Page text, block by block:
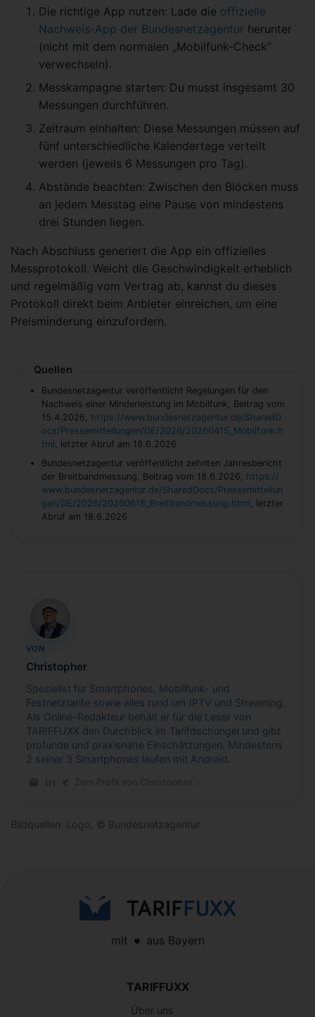
Die richtige App nutzen: Lade die offizielle
Nachweis-App der Bundesnetzagentur herunter
(nicht mit dem normalen „Mobilfunk-Check“
verwechseln).
Messkampagne starten: Du musst insgesamt 30
Messungen durchführen.
Zeitraum einhalten: Diese Messungen müssen auf
fünf unterschiedliche Kalendertage verteilt
werden (jeweils 6 Messungen pro Tag).
Abstände beachten: Zwischen den Blöcken muss
an jedem Messtag eine Pause von mindestens
drei Stunden liegen.
Nach Abschluss generiert die App ein offizielles
Messprotokoll. Weicht die Geschwindigkeit erheblich
und regelmäßig vom Vertrag ab, kannst du dieses
Protokoll direkt beim Anbieter einreichen, um eine
Preisminderung einzufordern.
Quellen
Bundesnetzagentur veröffentlicht Regelungen für den
Nachweis einer Minderleistung im Mobilfunk, Beitrag vom
15.4.2026, https://www.bundesnetzagentur.de/SharedD
ocs/Pressemitteilungen/DE/2026/20260415_Mobilfunk.h
tml , letzter Abruf am 18.6.2026
Bundesnetzagentur ver­öf­fent­licht zehn­ten Jah­res­be­richt
der Breitbandmessung, Beitrag vom 18.6.2026, https://
www.bundesnetzagentur.de/SharedDocs/Pressemitteilun
gen/DE/2026/20260618_Breitbandmessung.html , letzter
Abruf am 18.6.2026
CB
VON
Christopher
Spezialist für Smartphones, Mobilfunk- und
Festnetztarife sowie alles rund um IPTV und Streaming.
Als Online-Redakteur behält er für die Leser von
TARIFFUXX den Durchblick im Tarifdschungel und gibt
profunde und praxisnahe Einschätzungen. Mindestens
2 seiner 3 Smartphones laufen mit Android.
Bildquellen: Logo, © Bundesnetzagentur
mit aus Bayern
TARIFFUXX
Über uns